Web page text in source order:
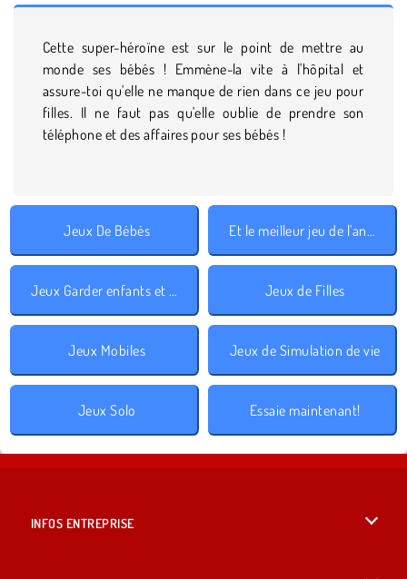
Cette super-héroïne est sur le point de mettre au
monde ses bébés ! Emmène-la vite à l'hôpital et
assure-toi qu'elle ne manque de rien dans ce jeu pour
filles. Il ne faut pas qu'elle oublie de prendre son
téléphone et des affaires pour ses bébés !
Jeux De Bébés Et le meilleur jeu de l'année est 2017
Jeux Garder enfants et animaux Jeux de Filles
Jeux Mobiles Jeux de Simulation de vie
Jeux Solo Essaie maintenant!
INFOS ENTREPRISE